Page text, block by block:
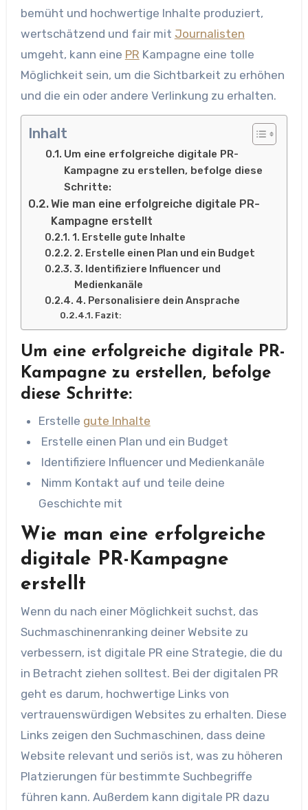
bemüht und hochwertige Inhalte produziert,
wertschätzend und fair mit Journalisten
umgeht, kann eine PR Kampagne eine tolle
Möglichkeit sein, um die Sichtbarkeit zu erhöhen
und die ein oder andere Verlinkung zu erhalten.
Inhalt
Um eine erfolgreiche digitale PR-
Kampagne zu erstellen, befolge diese
Schritte:
Wie man eine erfolgreiche digitale PR-
Kampagne erstellt
1. Erstelle gute Inhalte
2. Erstelle einen Plan und ein Budget
3. Identifiziere Influencer und
Medienkanäle
4. Personalisiere dein Ansprache
Fazit:
Um eine erfolgreiche digitale PR-
Kampagne zu erstellen, befolge
diese Schritte:
Erstelle gute Inhalte
Erstelle einen Plan und ein Budget
Identifiziere Influencer und Medienkanäle
Nimm Kontakt auf und teile deine
Geschichte mit
Wie man eine erfolgreiche
digitale PR-Kampagne
erstellt
Wenn du nach einer Möglichkeit suchst, das
Suchmaschinenranking deiner Website zu
verbessern, ist digitale PR eine Strategie, die du
in Betracht ziehen solltest. Bei der digitalen PR
geht es darum, hochwertige Links von
vertrauenswürdigen Websites zu erhalten. Diese
Links zeigen den Suchmaschinen, dass deine
Website relevant und seriös ist, was zu höheren
Platzierungen für bestimmte Suchbegriffe
führen kann. Außerdem kann digitale PR dazu